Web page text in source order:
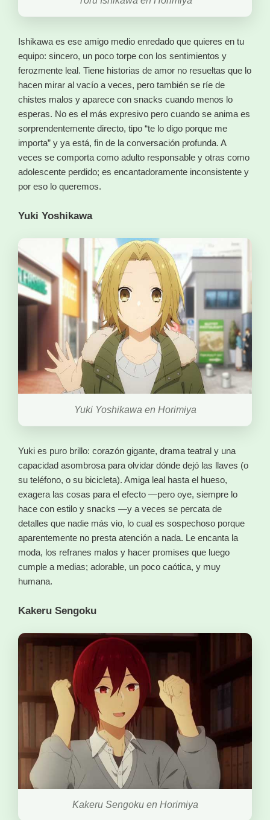
Ishikawa es ese amigo medio enredado que quieres en tu
equipo: sincero, un poco torpe con los sentimientos y
ferozmente leal. Tiene historias de amor no resueltas que lo
hacen mirar al vacío a veces, pero también se ríe de
chistes malos y aparece con snacks cuando menos lo
esperas. No es el más expresivo pero cuando se anima es
sorprendentemente directo, tipo “te lo digo porque me
importa” y ya está, fin de la conversación profunda. A
veces se comporta como adulto responsable y otras como
adolescente perdido; es encantadoramente inconsistente y
por eso lo queremos.
Yuki Yoshikawa
Yuki Yoshikawa en Horimiya
Yuki es puro brillo: corazón gigante, drama teatral y una
capacidad asombrosa para olvidar dónde dejó las llaves (o
su teléfono, o su bicicleta). Amiga leal hasta el hueso,
exagera las cosas para el efecto —pero oye, siempre lo
hace con estilo y snacks —y a veces se percata de
detalles que nadie más vio, lo cual es sospechoso porque
aparentemente no presta atención a nada. Le encanta la
moda, los refranes malos y hacer promises que luego
cumple a medias; adorable, un poco caótica, y muy
humana.
Kakeru Sengoku
Kakeru Sengoku en Horimiya